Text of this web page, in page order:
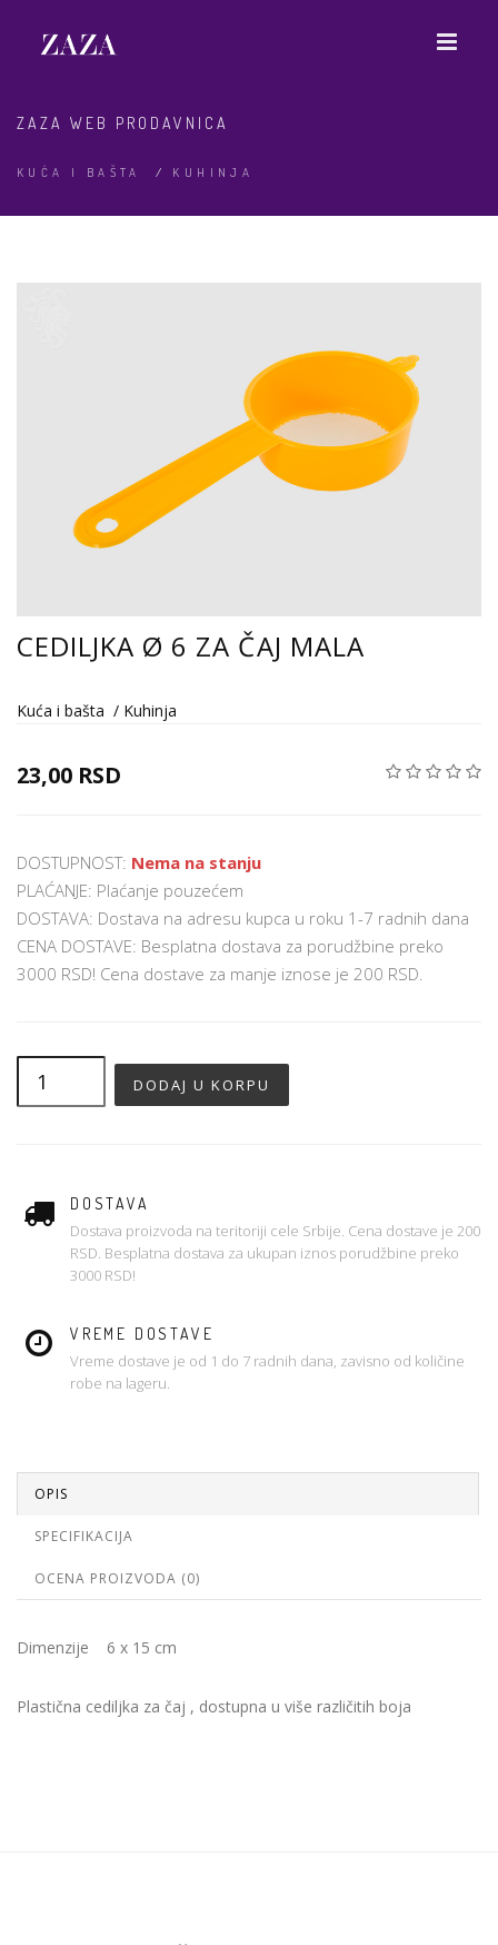
ZAZA WEB PRODAVNICA
KUĆA I BAŠTA / KUHINJA
CEDILJKA Ø 6 ZA ČAJ MALA
Kuća i bašta / Kuhinja
23,00 RSD
DOSTUPNOST: Nema na stanju
PLAĆANJE: Plaćanje pouzećem
DOSTAVA: Dostava na adresu kupca u roku 1-7 radnih dana
CENA DOSTAVE: Besplatna dostava za porudžbine preko
3000 RSD! Cena dostave za manje iznose je 200 RSD.
DOSTAVA
Dostava proizvoda na teritoriji cele Srbije. Cena dostave je 200
RSD. Besplatna dostava za ukupan iznos porudžbine preko
3000 RSD!
VREME DOSTAVE
Vreme dostave je od 1 do 7 radnih dana, zavisno od količine
robe na lageru.
OPIS
SPECIFIKACIJA
OCENA PROIZVODA (0)
Dimenzije 6 x 15 cm
Plastična cediljka za čaj , dostupna u više različitih boja